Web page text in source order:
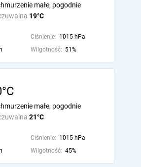
19°C
małe, pogodnie
Ciśnienie: 1015 hPa
Wilgotność: 51%
21°C
małe, pogodnie
Ciśnienie: 1015 hPa
Wilgotność: 45%